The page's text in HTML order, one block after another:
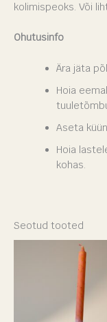
kolimispeoks. Või
Ohutusinfo
Ära jäta
Hoia
Aseta
Hoia
kohas.
Seotud tooted